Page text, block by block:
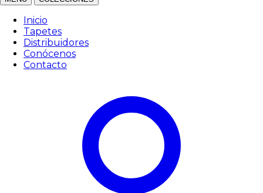
Inicio
Tapetes
Distribuidores
Conócenos
Contacto